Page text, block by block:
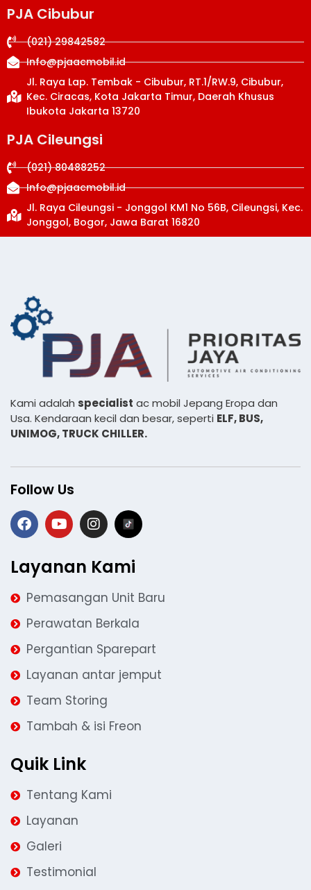
PJA Cibubur
(021) 29842582
Info@pjaacmobil.id
Jl. Raya Lap. Tembak - Cibubur, RT.1/RW.9, Cibubur,
Kec. Ciracas, Kota Jakarta Timur, Daerah Khusus
Ibukota Jakarta 13720
PJA Cileungsi
(021) 80488252
Info@pjaacmobil.id
Jl. Raya Cileungsi - Jonggol KM1 No 56B, Cileungsi, Kec.
Jonggol, Bogor, Jawa Barat 16820
Kami adalah specialist ac mobil Jepang Eropa dan
Usa. Kendaraan kecil dan besar, seperti ELF, BUS,
UNIMOG, TRUCK CHILLER.
Follow Us
Layanan Kami
Pemasangan Unit Baru
Perawatan Berkala
Pergantian Sparepart
Layanan antar jemput
Team Storing
Tambah & isi Freon
Quik Link
Tentang Kami
Layanan
Galeri
Testimonial